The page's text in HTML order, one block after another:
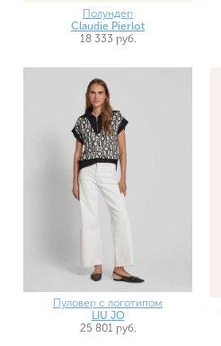
Полундер
Claudie Pierlot
18 333 руб.
Пуловер с логотипом
LIU JO
25 801 руб.